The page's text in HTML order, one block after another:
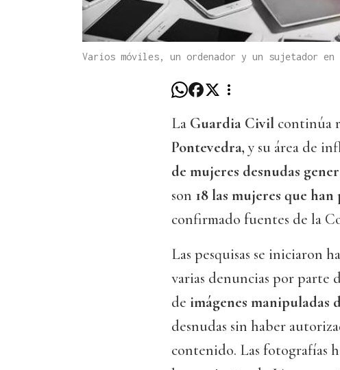
Varios móviles, un ordenador y un sujetador en
La Guardia Civil continúa
Pontevedra, y su área de
de mujeres desnudas
son 18 las mujeres que
confirmado fuentes de la
Las pesquisas se iniciaron
varias denuncias por parte
de imágenes manipuladas
desnudas sin haber
contenido. Las fotografías